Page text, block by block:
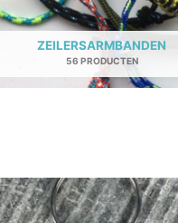
ZEILERSARMBANDEN
56 PRODUCTEN